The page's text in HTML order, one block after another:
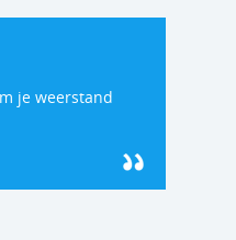
je weerstand